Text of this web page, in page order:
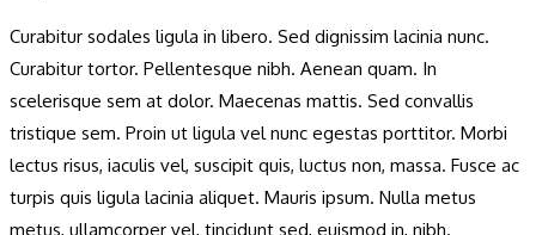
Curabitur sodales ligula in libero. Sed dignissim lacinia nunc.
Curabitur tortor. Pellentesque nibh. Aenean quam. In
scelerisque sem at dolor. Maecenas mattis. Sed convallis
tristique sem. Proin ut ligula vel nunc egestas porttitor. Morbi
lectus risus, iaculis vel, suscipit quis, luctus non, massa. Fusce ac
turpis quis ligula lacinia aliquet. Mauris ipsum. Nulla metus
metus, ullamcorper vel, tincidunt sed, euismod in, nibh.